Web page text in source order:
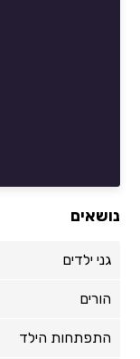
נושאים
גני ילדים
הורים
התפתחות הילד